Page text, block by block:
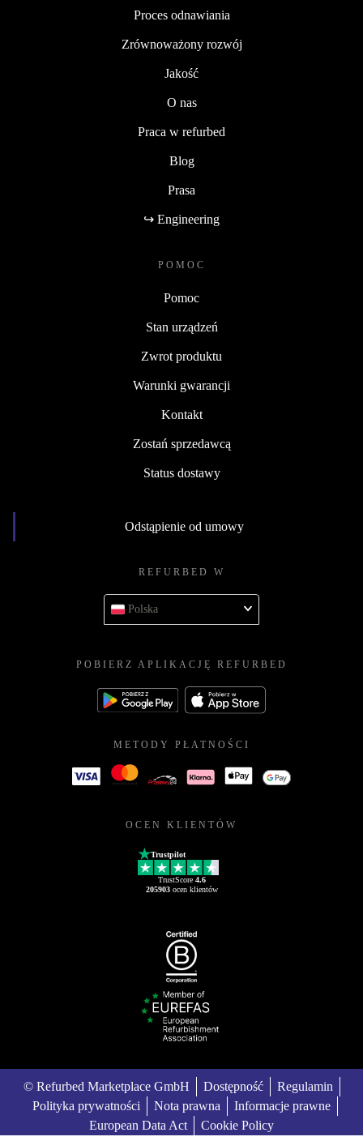
Proces odnawiania
Zrównoważony rozwój
Jakość
O nas
Praca w refurbed
Blog
Prasa
↪ Engineering
POMOC
Pomoc
Stan urządzeń
Zwrot produktu
Warunki gwarancji
Kontakt
Zostań sprzedawcą
Status dostawy
Odstąpienie od umowy
REFURBED W
Polska
POBIERZ APLIKACJĘ REFURBED
METODY PŁATNOŚCI
OCEN KLIENTÓW
Trustpilot
TrustScore 4.6
205903ocen klientów
© Refurbed Marketplace GmbH Dostępność
Regulamin
Polityka prywatności
Nota prawna
Informacje prawne
European Data Act
Cookie Policy